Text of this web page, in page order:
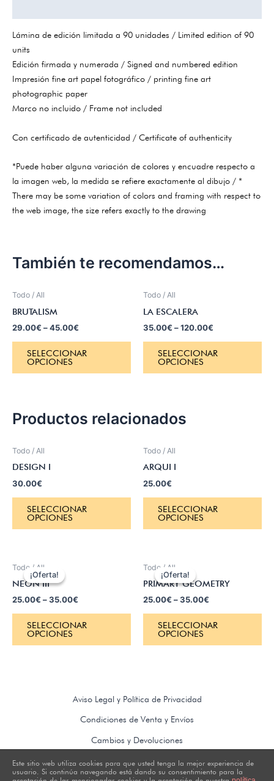
Lámina de edición limitada a 90 unidades / Limited edition of 90
units
Edición firmada y numerada / Signed and numbered edition
Impresión fine art papel fotográfico / printing fine art
photographic paper
Marco no incluido / Frame not included
Con certificado de autenticidad / Certificate of authenticity
*Puede haber alguna variación de colores y encuadre respecto a
la imagen web, la medida se refiere exactamente al dibujo / *
There may be some variation of colors and framing with respect to
the web image, the size refers exactly to the drawing
También te recomendamos…
Todo / All
BRUTALISM
29.00€ –45.00€
SELECCIONAR
OPCIONES
Todo / All
LA ESCALERA
35.00€ –120.00€
SELECCIONAR
OPCIONES
Productos relacionados
Todo / All
DESIGN I
30.00€
SELECCIONAR
OPCIONES
Todo / All
ARQUI I
25.00€
SELECCIONAR
OPCIONES
¡Oferta!
¡Oferta!
Todo / All
NEON III
25.00€ –35.00€
SELECCIONAR
OPCIONES
¡Oferta!
¡Oferta!
Todo / All
PRIMARY GEOMETRY
25.00€ –35.00€
SELECCIONAR
OPCIONES
Aviso Legal y Política de Privacidad
Condiciones de Venta y Envíos
Cambios y Devoluciones
Este sitio web utiliza cookies para que usted tenga la mejor experiencia de
usuario. Si continúa navegando está dando su consentimiento para la